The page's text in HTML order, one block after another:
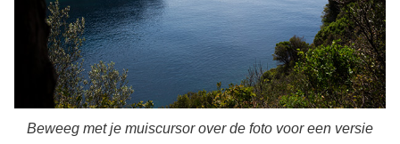
Beweeg met je muiscursor over de foto voor een versie